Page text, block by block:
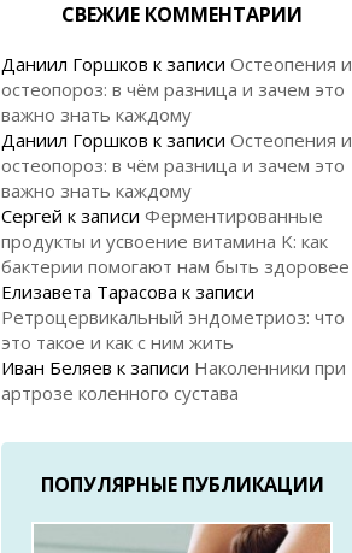
СВЕЖИЕ КОММЕНТАРИИ
Даниил Горшков к записи Остеопения и
остеопороз: в чём разница и зачем это
важно знать каждому
Даниил Горшков к записи Остеопения и
остеопороз: в чём разница и зачем это
важно знать каждому
Сергей к записи Ферментированные
продукты и усвоение витамина K: как
бактерии помогают нам быть здоровее
Елизавета Тарасова к записи
Ретроцервикальный эндометриоз: что
это такое и как с ним жить
Иван Беляев к записи Наколенники при
артрозе коленного сустава
ПОПУЛЯРНЫЕ ПУБЛИКАЦИИ